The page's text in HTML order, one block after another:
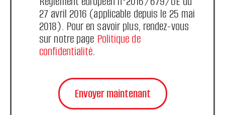
27 avril 2016 (applicable depuis le 25 mai
2018). Pour en savoir plus, rendez-vous
sur notre page Politique de
confidentialité.